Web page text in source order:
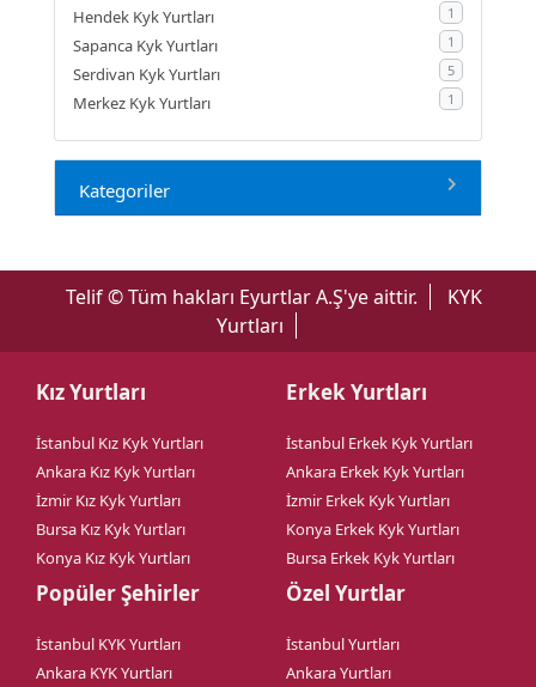
Hendek Kyk Yurtları 1
Sapanca Kyk Yurtları 1
Serdivan Kyk Yurtları 5
Merkez Kyk Yurtları 1
Kategoriler
Telif © Tüm hakları Eyurtlar A.Ş'ye aittir.
KYK
Yurtları
Kız Yurtları
İstanbul Kız Kyk Yurtları
Ankara Kız Kyk Yurtları
İzmir Kız Kyk Yurtları
Bursa Kız Kyk Yurtları
Konya Kız Kyk Yurtları
Erkek Yurtları
İstanbul Erkek Kyk Yurtları
Ankara Erkek Kyk Yurtları
İzmir Erkek Kyk Yurtları
Konya Erkek Kyk Yurtları
Bursa Erkek Kyk Yurtları
Popüler Şehirler
İstanbul KYK Yurtları
Ankara KYK Yurtları
Özel Yurtlar
İstanbul Yurtları
Ankara Yurtları